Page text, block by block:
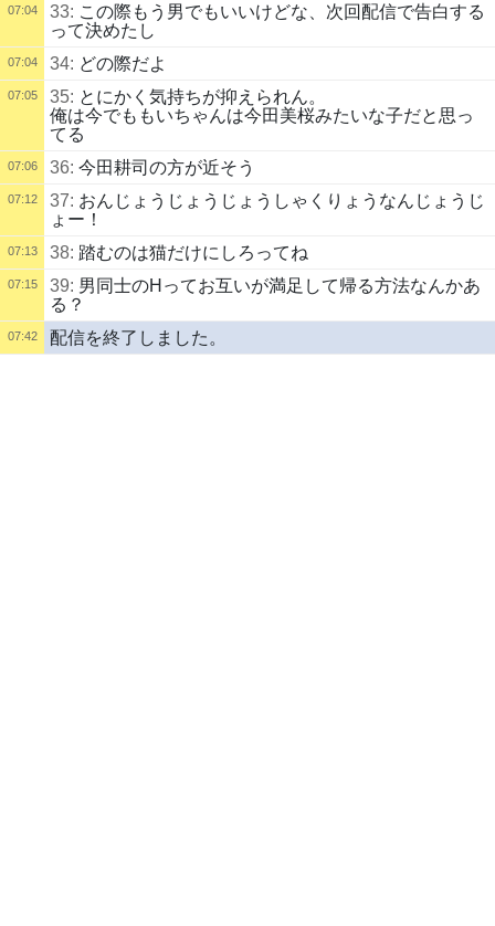
07:04 33: この際もう男でもいいけどな、次回配信で告白する
って決めたし
07:04 34: どの際だよ
07:05 35: とにかく気持ちが抑えられん。
俺は今でももいちゃんは今田美桜みたいな子だと思っ
てる
07:06 36: 今田耕司の方が近そう
07:12 37: おんじょうじょうじょうしゃくりょうなんじょうじ
ょー！
07:13 38: 踏むのは猫だけにしろってね
07:15 39: 男同士のHってお互いが満足して帰る方法なんかあ
る？
07:42 配信を終了しました。